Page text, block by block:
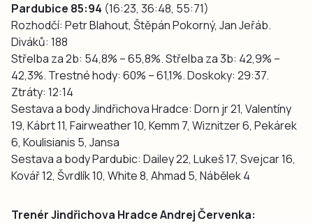
Pardubice 85:94 (16:23, 36:48, 55:71)
Rozhodčí: Petr Blahout, Štěpán Pokorný, Jan Jeřáb.
Diváků: 188
Střelba za 2b: 54,8% – 65,8%. Střelba za 3b: 42,9% –
42,3%. Trestné hody: 60% – 61,1%. Doskoky: 29:37.
Ztráty: 12:14
Sestava a body Jindřichova Hradce: Dorn jr 21, Valentíny
19, Kábrt 11, Fairweather 10, Kemm 7, Wiznitzer 6, Pekárek
6, Koulisianis 5, Jansa
Sestava a body Pardubic: Dailey 22, Lukeš 17, Svejcar 16,
Kovář 12, Švrdlík 10, White 8, Ahmad 5, Nábělek 4
Trenér Jindřichova Hradce Andrej Červenka: